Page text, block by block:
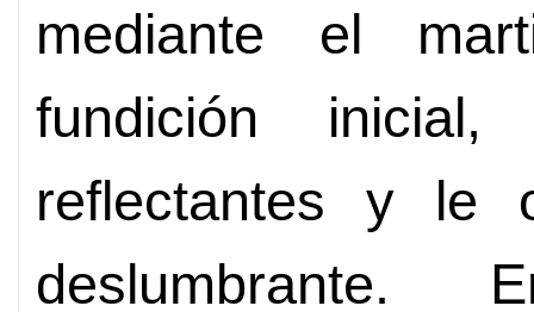
mediante el
fundición
reflectantes y le
deslumbrante.